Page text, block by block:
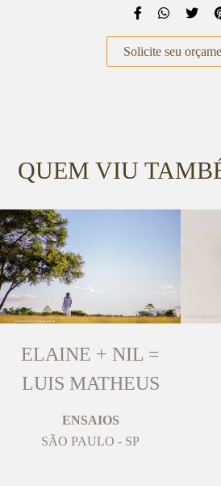
Solicite seu
QUEM VIU
ELAINE + NIL =
LUIS MATHEUS
ENSAIOS
SÃO PAULO - SP